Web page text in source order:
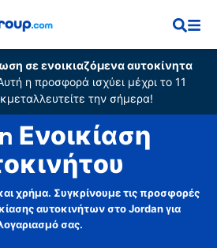
σε ενοικιαζόμενα αυτοκίνητα
η προσφορά ισχύει μέχρι το 11
την σήμερα!
Ενοικίαση
χρήμα. Συγκρίνουμε τις προσφορές
αυτοκινήτων στο Jordan για
σας.